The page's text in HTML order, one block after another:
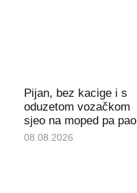
Pijan, bez kacige i s
oduzetom vozačkom
sjeo na moped pa pao
08.08.2026